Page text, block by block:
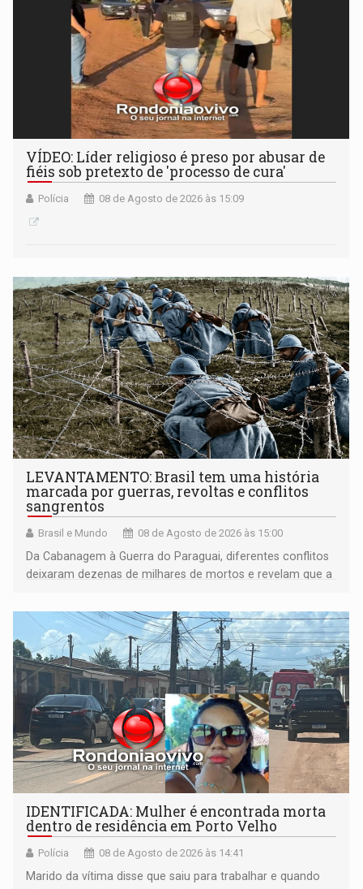
VÍDEO: Líder religioso é preso por abusar de
fiéis sob pretexto de 'processo de cura'
Polícia 08 de Agosto de 2026 às 15:09
LEVANTAMENTO: Brasil tem uma história
marcada por guerras, revoltas e conflitos
sangrentos
Brasil e Mundo 08 de Agosto de 2026 às 15:00
Da Cabanagem à Guerra do Paraguai, diferentes conflitos
deixaram dezenas de milhares de mortos e revelam que a
territoriais e sociais
IDENTIFICADA: Mulher é encontrada morta
dentro de residência em Porto Velho
Polícia 08 de Agosto de 2026 às 14:41
Marido da vítima disse que saiu para trabalhar e quando